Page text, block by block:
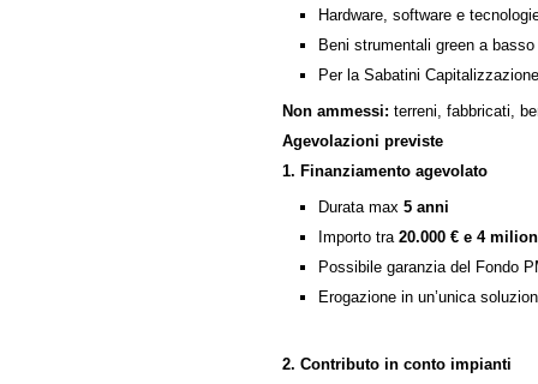
Hardware, software e
Beni strumentali green a
Per la Sabatini
Non ammessi: terreni, fabbricati,
Agevolazioni previste
1. Finanziamento agevolato
Durata max 5 anni
Importo tra 20.000 € e 4
Possibile garanzia del Fondo
Erogazione in un’unica
2. Contributo in conto impianti